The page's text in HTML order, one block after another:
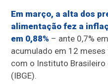
Em março, a alta dos
alimentação fez a
em 0,88% – ante 0,7%
acumulado em 12
com o Instituto
(IBGE).